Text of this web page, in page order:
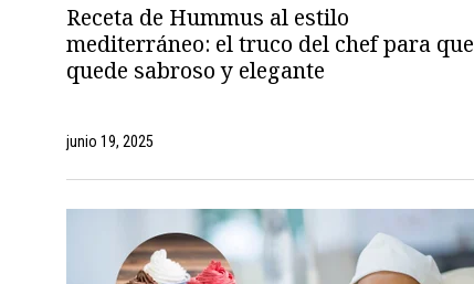
Receta de Hummus al estilo
mediterráneo: el truco del chef para que
quede sabroso y elegante
junio 19, 2025